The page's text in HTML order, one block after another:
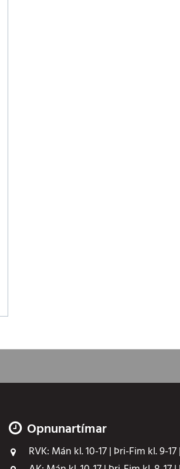
Opnunartímar
RVK: Mán kl. 10-17 | Þri-Fim kl. 9-